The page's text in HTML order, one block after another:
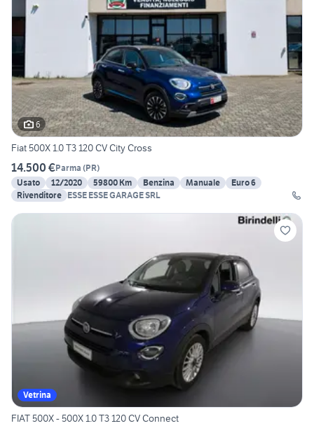
6
Fiat 500X 1.0 T3 120 CV City Cross
14.500 €Parma (PR)
Usato
12/2020 59800 Km Benzina Manuale
Euro 6
Rivenditore ESSE ESSE GARAGE SRL
Vetrina
FIAT 500X - 500X 1.0 T3 120 CV Connect